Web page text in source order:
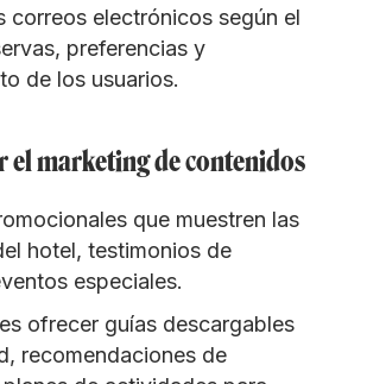
correos electrónicos según el
preferencias y
de los usuarios.
el marketing de contenidos
que muestren las
hotel, testimonios de
especiales.
ofrecer guías descargables
recomendaciones de